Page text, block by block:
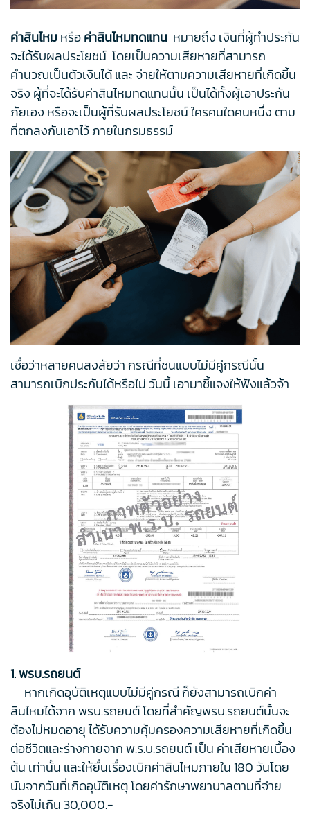
ค่าสินไหมหรือค่าสินไหมทดแทน หมายถึง เงินที่ผู้ทำประกัน
จะได้รับผลประโยชน์ โดยเป็นความเสียหายที่สามารถ
คำนวณเป็นตัวเงินได้ และ จ่ายให้ตามความเสียหายที่เกิดขึ้น
จริง ผู้ที่จะได้รับค่าสินไหมทดแทนนั้น เป็นได้ทั้งผู้เอาประกัน
ภัยเอง หรือจะเป็นผู้ที่รับผลประโยชน์ ใครคนใดคนหนึ่ง ตาม
ที่ตกลงกันเอาไว้ ภายในกรมธรรม์
เชื่อว่าหลายคนสงสัยว่า กรณีที่ชนแบบไม่มีคู่กรณีนั้น
สามารถเบิกประกันได้หรือไม่ วันนี้ เอามาชี้แจงให้ฟังแล้วจ้า
1. พรบ.รถยนต์
หากเกิดอุบัติเหตุแบบไม่มีคู่กรณี ก็ยังสามารถเบิกค่า
สินไหมได้จาก พรบ.รถยนต์ โดยที่สำคัญพรบ.รถยนต์นั้นจะ
ต้องไม่หมดอายุ ได้รับความคุ้มครองความเสียหายที่เกิดขึ้น
ต่อชีวิตและร่างกายจาก พ.ร.บ.รถยนต์ เป็น ค่าเสียหายเบื้อง
ต้น เท่านั้น และให้ยื่นเรื่องเบิกค่าสินไหมภายใน 180 วันโดย
นับจากวันที่เกิดอุบัติเหตุ โดยค่ารักษาพยาบาลตามที่จ่าย
จริงไม่เกิน 30,000.-